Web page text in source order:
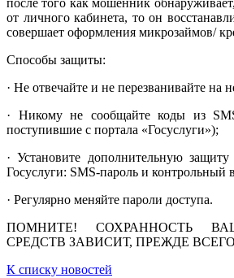
после того как мошенник
от личного кабинета, то он
совершает оформления микрозаймов/
Способы защиты:
· Не отвечайте и не перезванивайте на
· Никому не сообщайте коды из
поступившие с портала «Госуслуги»);
· Установите дополнительную
Госуслуги: SMS-пароль и контрольный
· Регулярно меняйте пароли доступа.
ПОМНИТЕ! СОХРАННОСТЬ
СРЕДСТВ ЗАВИСИТ, ПРЕЖДЕ
К списку новостей